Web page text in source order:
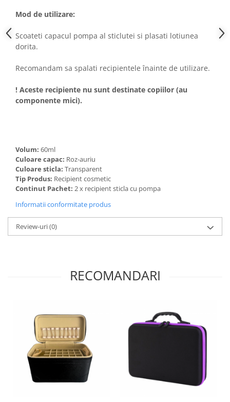
Mod de utilizare:
Scoateti capacul pompa al sticlutei si plasati lotiunea
dorita.
Recomandam sa spalati recipientele înainte de utilizare.
! Aceste recipiente nu sunt destinate copiilor (au
componente mici).
Volum: 60ml
Culoare capac: Roz-auriu
Culoare sticla: Transparent
Tip Produs: Recipient cosmetic
Continut Pachet: 2 x recipient sticla cu pompa
Informatii conformitate produs
Review-uri(0)
RECOMANDARI